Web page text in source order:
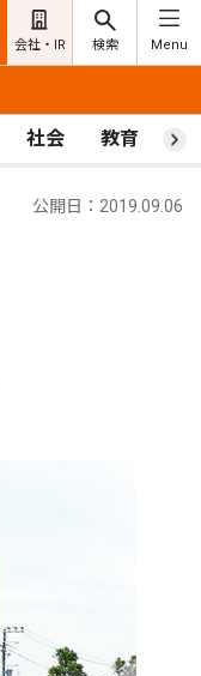
会社・IR 検索 Menu
社会 教育 ス
公開日：2019.09.06